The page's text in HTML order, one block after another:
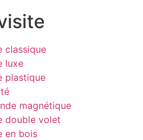
classique
luxe
plastique
magnétique
double volet
en bois